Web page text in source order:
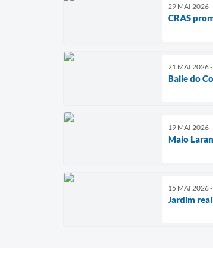
29 MAI 2026
CRAS
21 MAI 2026
Baile do
19 MAI 2026
Maio
15 MAI 2026
Jardim